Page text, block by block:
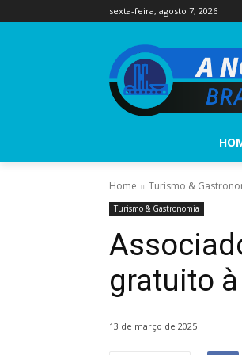
sexta-feira, agosto 7, 2026
Home Turismo &
Turismo & Gastronomia
gratuito à
13 de março de 2025